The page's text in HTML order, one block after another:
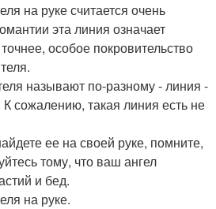
на руке считается очень
эта линия означает
особое покровительство
называют по-разному - линия -
сожалению, такая линия есть не
ее на своей руке, помните,
тому, что ваш ангел
и бед.
на руке.